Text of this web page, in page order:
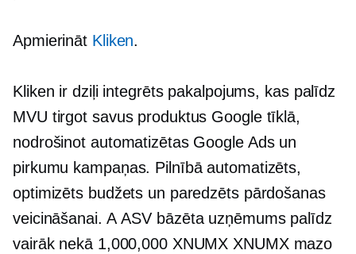
Apmierināt Kliken.
Kliken ir dziļi integrēts pakalpojums, kas palīdz
MVU tirgot savus produktus Google tīklā,
nodrošinot automatizētas Google Ads un
pirkumu kampaņas. Pilnībā automatizēts,
optimizēts budžets un paredzēts pārdošanas
veicināšanai. AASV bāzētauzņēmums palīdz
vairāk nekā 1,000,000 XNUMX XNUMX mazo